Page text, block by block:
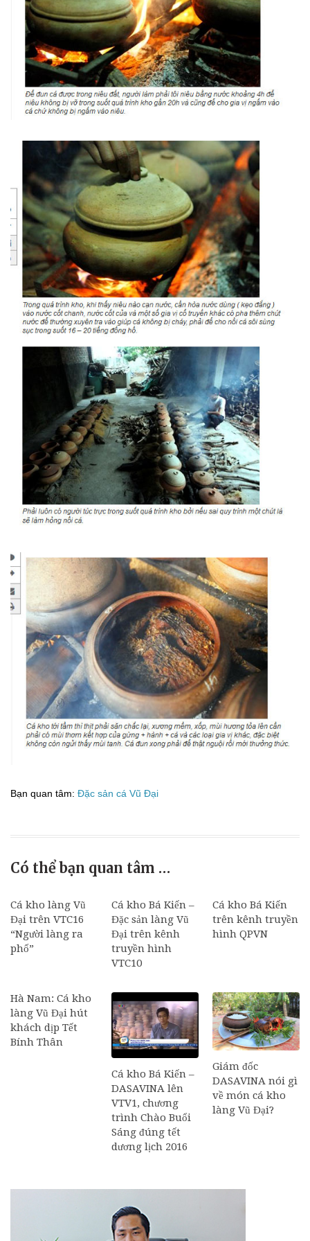
Bạn quan tâm: Đặc sản cá Vũ Đại
Có thể bạn quan tâm …
Cá kho làng Vũ
Đại trên VTC16
“Người làng ra
phố”
Cá kho Bá Kiến –
Đặc sản làng Vũ
Đại trên kênh
truyền hình
VTC10
Cá kho Bá Kiến
trên kênh truyền
hình QPVN
Hà Nam: Cá kho
làng Vũ Đại hút
khách dịp Tết
Bính Thân
Cá kho Bá Kiến –
DASAVINA lên
VTV1, chương
trình Chào Buổi
Sáng đúng tết
dương lịch 2016
Giám đốc
DASAVINA nói gì
về món cá kho
làng Vũ Đại?